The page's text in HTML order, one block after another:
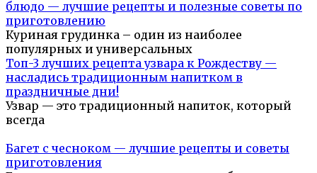
блюдо — лучшие рецепты и полезные советы по
приготовлению
Куриная грудинка – один из наиболее
популярных и универсальных
Топ-3 лучших рецепта узвара к Рождеству —
насладись традиционным напитком в
праздничные дни!
Узвар — это традиционный напиток, который
всегда
Багет с чесноком — лучшие рецепты и советы
приготовления